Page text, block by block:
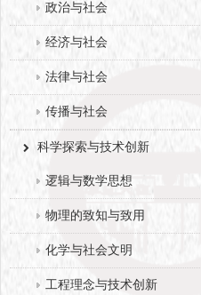
政治与社会
经济与社会
法律与社会
传播与社会
科学探索与技术创新
逻辑与数学思想
物理的致知与致用
化学与社会文明
工程理念与技术创新